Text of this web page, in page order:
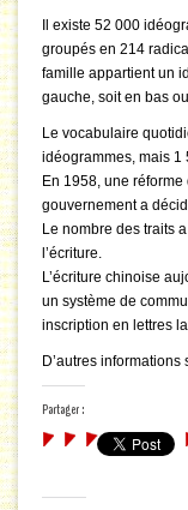
Il existe 52 000
groupés en 214
famille appartient un
gauche, soit en bas
Le vocabulaire
idéogrammes, mais 1
En 1958, une
gouvernement a
Le nombre des traits
l’écriture.
L’écriture chinoise
un système de
inscription en lettres
D’autres
Partager :